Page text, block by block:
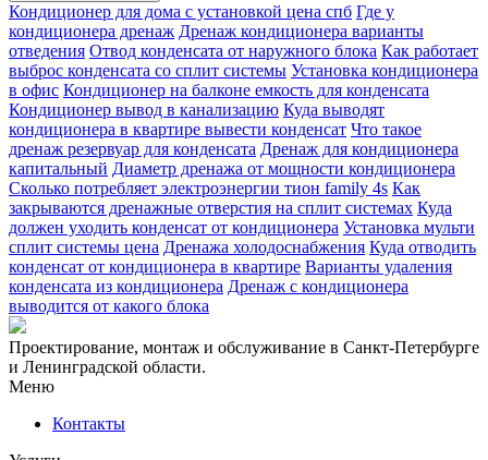
Кондиционер для дома с установкой цена спб Где у
кондиционера дренаж Дренаж кондиционера варианты
отведения Отвод конденсата от наружного блока Как работает
выброс конденсата со сплит системы Установка кондиционера
в офис Кондиционер на балконе емкость для конденсата
Кондиционер вывод в канализацию Куда выводят
кондиционера в квартире вывести конденсат Что такое
дренаж резервуар для конденсата Дренаж для кондиционера
капитальный Диаметр дренажа от мощности кондиционера
Сколько потребляет электроэнергии тион family 4s Как
закрываются дренажные отверстия на сплит системах Куда
должен уходить конденсат от кондиционера Установка мульти
сплит системы цена Дренажа холодоснабжения Куда отводить
конденсат от кондиционера в квартире Варианты удаления
конденсата из кондиционера Дренаж с кондиционера
выводится от какого блока
Проектирование, монтаж и обслуживание в Санкт-Петербурге
и Ленинградской области.
Меню
Контакты